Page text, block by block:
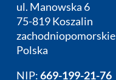
ul. Manowska 6
75-819 Koszalin
zachodniopomorskie
Polska
NIP:669-199-21-76